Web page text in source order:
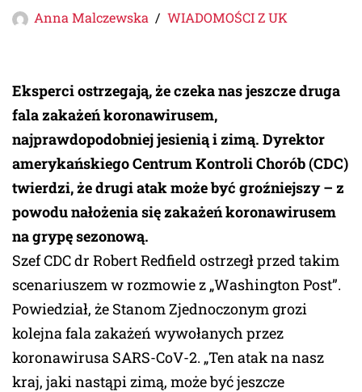
Anna Malczewska WIADOMOŚCI Z UK
Eksperci ostrzegają, że czeka nas jeszcze druga
fala zakażeń koronawirusem,
najprawdopodobniej jesienią i zimą. Dyrektor
amerykańskiego Centrum Kontroli Chorób (CDC)
twierdzi, że drugi atak może być groźniejszy – z
powodu nałożenia się zakażeń koronawirusem
na grypę sezonową.
Szef CDC dr Robert Redfield ostrzegł przed takim
scenariuszem w rozmowie z „Washington Post”.
Powiedział, że Stanom Zjednoczonym grozi
kolejna fala zakażeń wywołanych przez
koronawirusa SARS-CoV-2. „Ten atak na nasz
kraj, jaki nastąpi zimą, może być jeszcze